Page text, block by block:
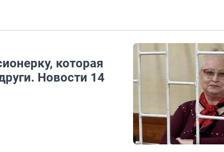
которая
Новости 14